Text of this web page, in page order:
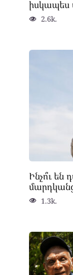
իսկապես
2.6k.
Ինչո՞ւ
1.3k.